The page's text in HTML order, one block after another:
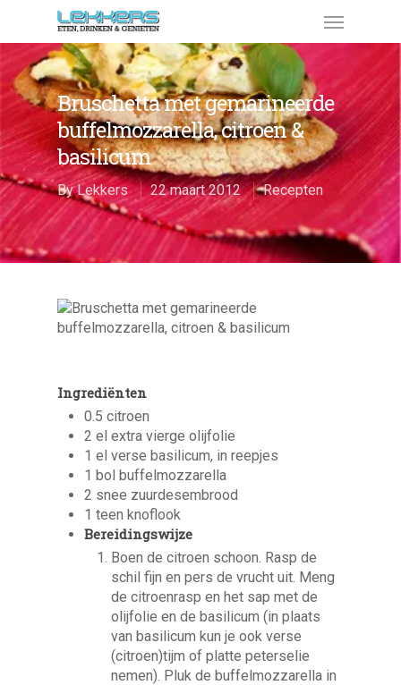
Bruschetta met gemarineerde
buffelmozzarella, citroen &
basilicum
ByLekkers 22 maart 2012 Recepten
Ingrediënten
0.5 citroen
2 el extra vierge olijfolie
1 el verse basilicum, in reepjes
1 bol buffelmozzarella
2 snee zuurdesembrood
1 teen knoflook
Bereidingswijze
Boen de citroen schoon. Rasp de
schil fijn en pers de vrucht uit. Meng
de citroenrasp en het sap met de
olijfolie en de basilicum (in plaats
van basilicum kun je ook verse
(citroen)tijm of platte peterselie
nemen). Pluk de buffelmozzarella in